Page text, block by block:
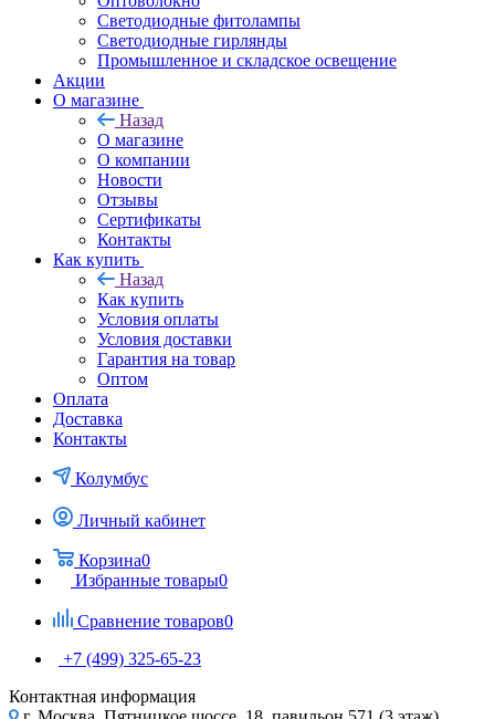
Светодиодные фитолампы
Светодиодные гирлянды
Промышленное и складское освещение
Акции
О магазине
Назад
О магазине
О компании
Новости
Отзывы
Сертификаты
Контакты
Как купить
Назад
Как купить
Условия оплаты
Условия доставки
Гарантия на товар
Оптом
Оплата
Доставка
Контакты
Колумбус
Личный кабинет
Корзина0
Избранные товары0
Сравнение товаров0
+7 (499) 325-65-23
Контактная информация